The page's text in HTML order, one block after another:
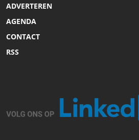
ADVERTEREN
AGENDA
CONTACT
RSS